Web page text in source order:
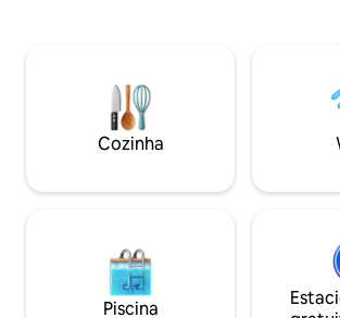
geladeira + mesa de jantar + dispensador
Mini cozinha totalmente equipada com
talheres e utensílios de cozinha A
garagem pode ser para 4 a 5 carros Wi-Fi
Cozinha
Piscina